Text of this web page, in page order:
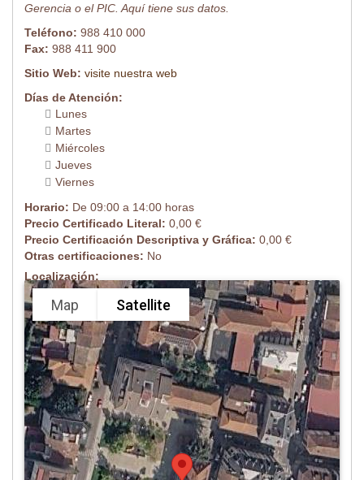
Gerencia o el PIC. Aquí tiene sus datos.
Teléfono: 988 410 000
Fax: 988 411 900
Sitio Web: visite nuestra web
Días de Atención:
Lunes
Martes
Miércoles
Jueves
Viernes
Horario: De 09:00 a 14:00 horas
Precio Certificado Literal: 0,00 €
Precio Certificación Descriptiva y Gráfica: 0,00 €
Otras certificaciones: No
Localización:
Map Satellite